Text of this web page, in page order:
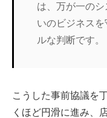
は、万が一の
いのビジネス
ルな判断です。
こうした事前協議を
くほど円滑に進み、